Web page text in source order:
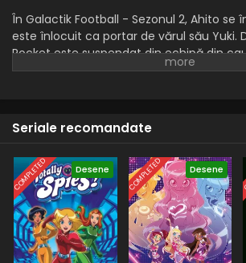
În Galactik Football - Sezonul 2, Ahito se
este înlocuit ca portar de vărul său Yuki.
Rocket este suspendat din echipă din
a Respirației și este înlocuit de Mark, un
După recuperarea lui Ahito, el și Yuki
portar, iar la constatarea în favoarea sa,
Rocket să revină în echipă, ceea ce a și
urmă. D'Jok rămâne căpitan la revenirea
conduce echipa la o a doua victorie
Seriale recomandate
COMPLETED Desene COMPLETED Desene